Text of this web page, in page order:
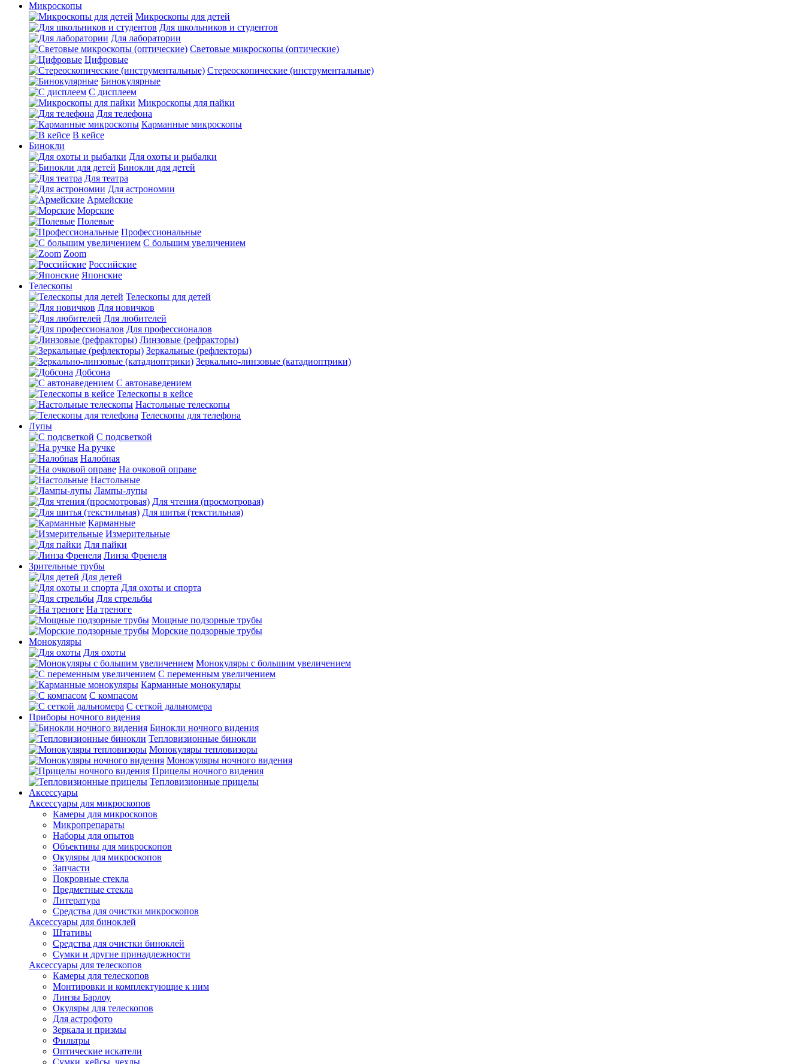
Микроскопы
Микроскопы для детей
Для школьников и студентов
Для лаборатории
Световые микроскопы (оптические)
Цифровые
Стереоскопические (инструментальные)
Бинокулярные
С дисплеем
Микроскопы для пайки
Для телефона
Карманные микроскопы
В кейсе
Бинокли
Для охоты и рыбалки
Бинокли для детей
Для театра
Для астрономии
Армейские
Морские
Полевые
Профессиональные
С большим увеличением
Zoom
Российские
Японские
Телескопы
Телескопы для детей
Для новичков
Для любителей
Для профессионалов
Линзовые (рефракторы)
Зеркальные (рефлекторы)
Зеркально-линзовые (катадиоптрики)
Добсона
С автонаведением
Телескопы в кейсе
Настольные телескопы
Телескопы для телефона
Лупы
С подсветкой
На ручке
Налобная
На очковой оправе
Настольные
Лампы-лупы
Для чтения (просмотровая)
Для шитья (текстильная)
Карманные
Измерительные
Для пайки
Линза Френеля
Зрительные трубы
Для детей
Для охоты и спорта
Для стрельбы
На треноге
Мощные подзорные трубы
Морские подзорные трубы
Монокуляры
Для охоты
Монокуляры с большим увеличением
С переменным увеличением
Карманные монокуляры
С компасом
С сеткой дальномера
Приборы ночного видения
Бинокли ночного видения
Тепловизионные бинокли
Монокуляры тепловизоры
Монокуляры ночного видения
Прицелы ночного видения
Тепловизионные прицелы
Аксессуары
Аксессуары для микроскопов
Камеры для микроскопов
Микропрепараты
Наборы для опытов
Объективы для микроскопов
Окуляры для микроскопов
Запчасти
Покровные стекла
Предметные стекла
Литература
Средства для очистки микроскопов
Аксессуары для биноклей
Штативы
Средства для очистки биноклей
Сумки и другие принадлежности
Аксессуары для телескопов
Камеры для телескопов
Монтировки и комплектующие к ним
Линзы Барлоу
Окуляры для телескопов
Для астрофото
Зеркала и призмы
Фильтры
Оптические искатели
Сумки, кейсы, чехлы